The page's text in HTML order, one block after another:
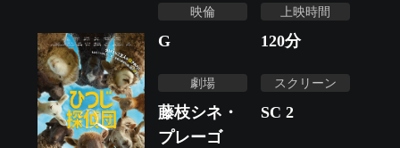
映倫
G
上映時間
120分
劇場
藤枝シネ・
プレーゴ
スクリーン
SC 2